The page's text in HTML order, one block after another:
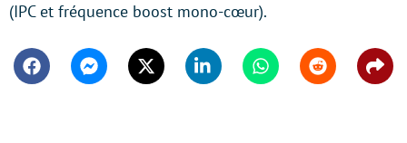
(IPC et fréquence boost mono-cœur).
FacebookMessengerTwitter Linkedin WhatsappReddit